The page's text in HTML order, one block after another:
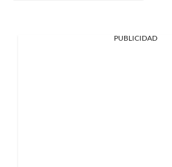
PUBLICIDAD